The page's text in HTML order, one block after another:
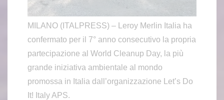
MILANO (ITALPRESS) – Leroy Merlin Italia ha
confermato per il 7° anno consecutivo la propria
partecipazione al World Cleanup Day, la più
grande iniziativa ambientale al mondo
promossa in Italia dall’organizzazione Let’s Do
It! Italy APS.